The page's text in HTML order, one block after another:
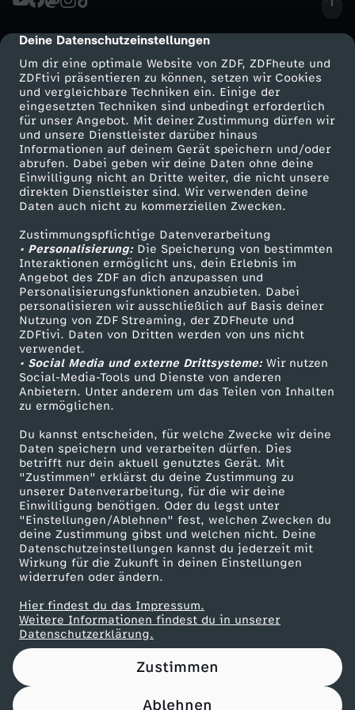
cmp-dialog-description
Deine Datenschutzeinstellungen
Um dir eine optimale Website von ZDF, ZDFheute und
ZDFtivi präsentieren zu können, setzen wir Cookies
und vergleichbare Techniken ein. Einige der
eingesetzten Techniken sind unbedingt erforderlich
für unser Angebot. Mit deiner Zustimmung dürfen wir
und unsere Dienstleister darüber hinaus
Informationen auf deinem Gerät speichern und/oder
abrufen. Dabei geben wir deine Daten ohne deine
Einwilligung nicht an Dritte weiter, die nicht unsere
direkten Dienstleister sind. Wir verwenden deine
Daten auch nicht zu kommerziellen Zwecken.
Zustimmungspflichtige Datenverarbeitung
• Personalisierung:Die Speicherung von bestimmten
Interaktionen ermöglicht uns, dein Erlebnis im
Angebot des ZDF an dich anzupassen und
Personalisierungsfunktionen anzubieten. Dabei
personalisieren wir ausschließlich auf Basis deiner
Nutzung von ZDF Streaming, der ZDFheute und
ZDFtivi. Daten von Dritten werden von uns nicht
verwendet.
• Social Media und externe Drittsysteme:Wir nutzen
Social-Media-Tools und Dienste von anderen
Anbietern. Unter anderem um das Teilen von Inhalten
zu ermöglichen.
Du kannst entscheiden, für welche Zwecke wir deine
Daten speichern und verarbeiten dürfen. Dies
betrifft nur dein aktuell genutztes Gerät. Mit
"Zustimmen" erklärst du deine Zustimmung zu
unserer Datenverarbeitung, für die wir deine
Einwilligung benötigen. Oder du legst unter
"Einstellungen/Ablehnen" fest, welchen Zwecken du
deine Zustimmung gibst und welchen nicht. Deine
Datenschutzeinstellungen kannst du jederzeit mit
Wirkung für die Zukunft in deinen Einstellungen
widerrufen oder ändern.
Hier findest du das Impressum.
Weitere Informationen findest du in unserer
Datenschutzerklärung.
Zustimmen
Ablehnen
ee
i
m
P
a
r
l
a
m
e
n
t
n
,
.
.
.
?
e
x
t
!
l
e
n
i
m
Z
D
F
l
s
:
D
e
u
t
s
c
h
l
a
n
d
d
i
s
l
s
e
u
t
e
l
i
v
e
S
o
m
m
e
r
i
n
t
e
r
v
i
e
s
b
r
i
t
i
l
l
n
e
r
n
d
p
u
n
k
t
e
i
t
i
X
r
n
s
t
u
n
d
e
P
h
i
l
o
s
o
p
h
i
L
T
U
N
G
t
e
i
n
D
e
u
t
s
c
h
l
a
n
d
Mehr ZDF
ZDF-Apps
Smart TV
ZDFtext
Livestreams
Sendungen A-Z
TV-Programm
Service
ZDFmitreden
Kontakt zum ZDF
Tickets
Zuschauerservice
Hilfe
ZDF Unternehmen
Karriere
ZDF goes Schule
Werbefernsehen
Mainzelmännchen
Partner